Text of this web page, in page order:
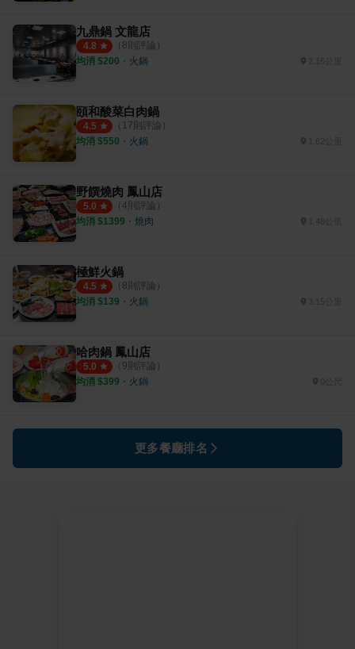
九鼎鍋 文龍店
4.8 （ 8則評論）
均消 $200 ・ 火鍋 2.16公里
頤和酸菜白肉鍋
4.5 （ 17則評論）
均消 $550 ・ 火鍋 1.62公里
野饌燒肉 鳳山店
5.0 （ 4則評論）
均消 $1399 ・ 燒肉 1.48公里
極鮮火鍋
4.5 （ 8則評論）
均消 $139 ・ 火鍋 3.15公里
哈肉鍋 鳳山店
5.0 （ 9則評論）
均消 $399 ・ 火鍋
更多餐廳排名